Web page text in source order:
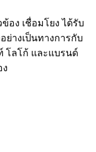
อง เชื่อมโยง ได้รับ
างเป็นทางการกับ
โลโก้ และแบรนด์